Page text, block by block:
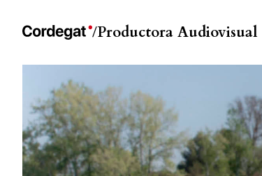
/Productora Audiovisual